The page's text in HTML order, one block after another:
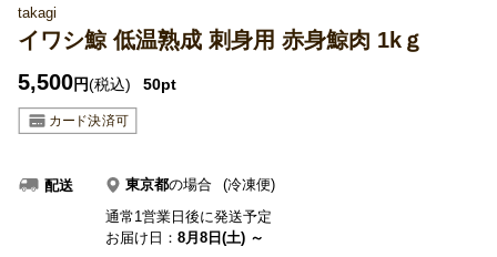
takagi
イワシ鯨 低温熟成 刺身用 赤身鯨肉 1kｇ
5,500円(税込) 50pt
配送 東京都の場合
(冷凍便)
通常1営業日後に発送予定
お届け日： 8月8日(土) ～